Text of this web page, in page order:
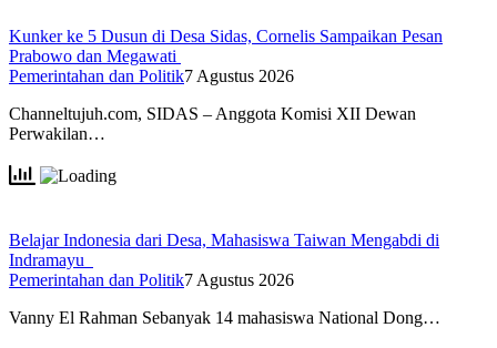
Kunker ke 5 Dusun di Desa Sidas, Cornelis Sampaikan Pesan
Prabowo dan Megawati
Pemerintahan dan Politik7 Agustus 2026
Channeltujuh.com, SIDAS – Anggota Komisi XII Dewan
Perwakilan…
Belajar Indonesia dari Desa, Mahasiswa Taiwan Mengabdi di
Indramayu
Pemerintahan dan Politik7 Agustus 2026
Vanny El Rahman Sebanyak 14 mahasiswa National Dong…